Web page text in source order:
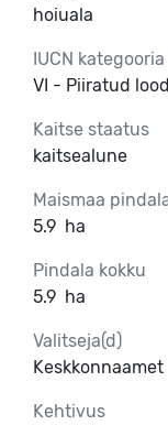
hoiuala
IUCN kategooria
VI - Piiratud
Kaitse staatus
kaitsealune
Maismaa
5.9 ha
Pindala kokku
5.9 ha
Valitseja(d)
Keskkonnaamet
Kehtivus